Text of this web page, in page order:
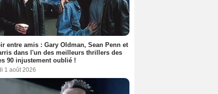
entre amis : Gary Oldman, Sean Penn et
dans l'un des meilleurs thrillers des
90 injustement oublié !
1 août 2026